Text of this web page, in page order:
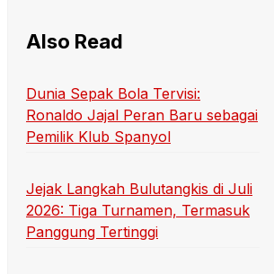
Also Read
Dunia Sepak Bola Tervisi:
Ronaldo Jajal Peran Baru sebagai
Pemilik Klub Spanyol
Jejak Langkah Bulutangkis di Juli
2026: Tiga Turnamen, Termasuk
Panggung Tertinggi